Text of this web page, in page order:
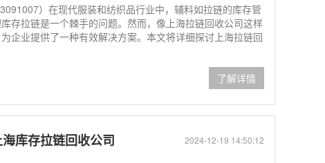
）在现代服装和纺织品行业中，辅料如拉链的库存管
存拉链是一个棘手的问题。然而，像上海拉链回收公司这样
企业提供了一种有效解决方案。本文将详细探讨上海拉链回
了解详情
2024-12-19 14:50:12
库存拉链回收公司